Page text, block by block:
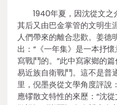
1940年夏，因沈從文之
其后又由巴金掌管的文明生
人們帶來的離合悲歡。姜德
出：“《一年集》是一本抒
寫戰鬥的。”此中寫家鄉的
易近族自衛戰鬥。這不是普
里，倪墨炎從文學角度評說
應镠散文特性的來歷：“沈